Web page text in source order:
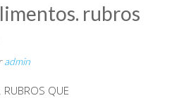
rubros
admin
RUBROS QUE